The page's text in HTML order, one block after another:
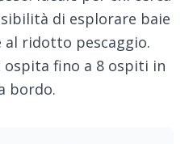
di esplorare baie
ridotto pescaggio.
ospita fino a 8 ospiti in
bordo.